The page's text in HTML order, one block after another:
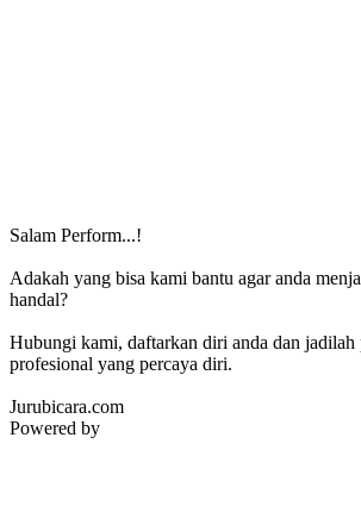
Salam Perform...!
Adakah yang bisa kami bantu agar anda
handal?
Hubungi kami, daftarkan diri anda dan jadilah
profesional yang percaya diri.
Jurubicara.com
Powered by